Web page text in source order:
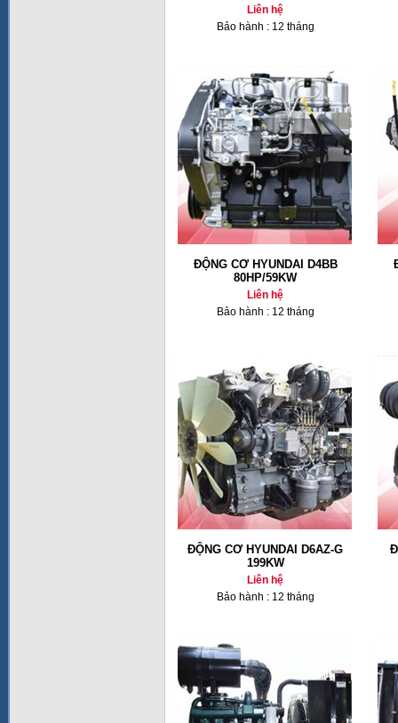
Liên hệ
Bảo hành : 12 tháng
ĐỘNG CƠ HYUNDAI D4BB
80HP/59KW
Liên hệ
Bảo hành : 12 tháng
ĐỘNG CƠ HYUNDAI D6AZ-G
199KW
Liên hệ
Bảo hành : 12 tháng